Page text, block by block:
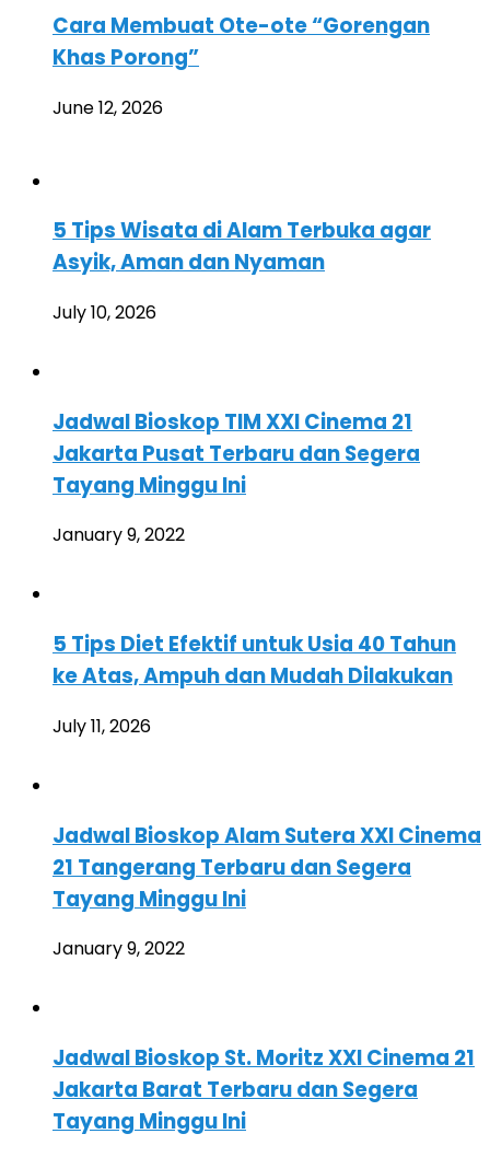
Cara Membuat Ote-ote “Gorengan
Khas Porong”
June 12, 2026
5 Tips Wisata di Alam Terbuka agar
Asyik, Aman dan Nyaman
July 10, 2026
Jadwal Bioskop TIM XXI Cinema 21
Jakarta Pusat Terbaru dan Segera
Tayang Minggu Ini
January 9, 2022
5 Tips Diet Efektif untuk Usia 40 Tahun
ke Atas, Ampuh dan Mudah Dilakukan
July 11, 2026
Jadwal Bioskop Alam Sutera XXI Cinema
21 Tangerang Terbaru dan Segera
Tayang Minggu Ini
January 9, 2022
Jadwal Bioskop St. Moritz XXI Cinema 21
Jakarta Barat Terbaru dan Segera
Tayang Minggu Ini